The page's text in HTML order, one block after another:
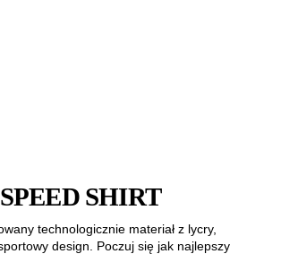
SPEED SHIRT
technologicznie materiał z lycry,
design. Poczuj się jak najlepszy